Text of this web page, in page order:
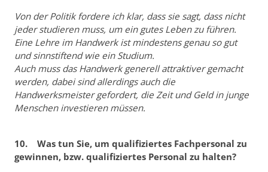
Von der Politik fordere ich klar, dass sie sagt, dass nicht
jeder studieren muss, um ein gutes Leben zu führen.
Eine Lehre im Handwerk ist mindestens genau so gut
und sinnstiftend wie ein Studium.
Auch muss das Handwerk generell attraktiver gemacht
werden, dabei sind allerdings auch die
Handwerksmeister gefordert, die Zeit und Geld in junge
Menschen investieren müssen.
10. Was tun Sie, um qualifiziertes Fachpersonal zu
gewinnen, bzw. qualifiziertes Personal zu halten?